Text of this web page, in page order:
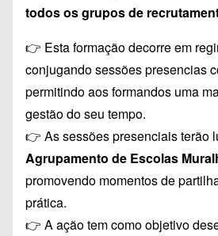
todos os grupos de
👉 Esta formação decorre em
conjugando sessões presencias
permitindo aos formandos uma
gestão do seu tempo.
👉 As sessões presenciais terão
Agrupamento de Escolas
promovendo momentos de
prática.
👉 A ação tem como objetivo